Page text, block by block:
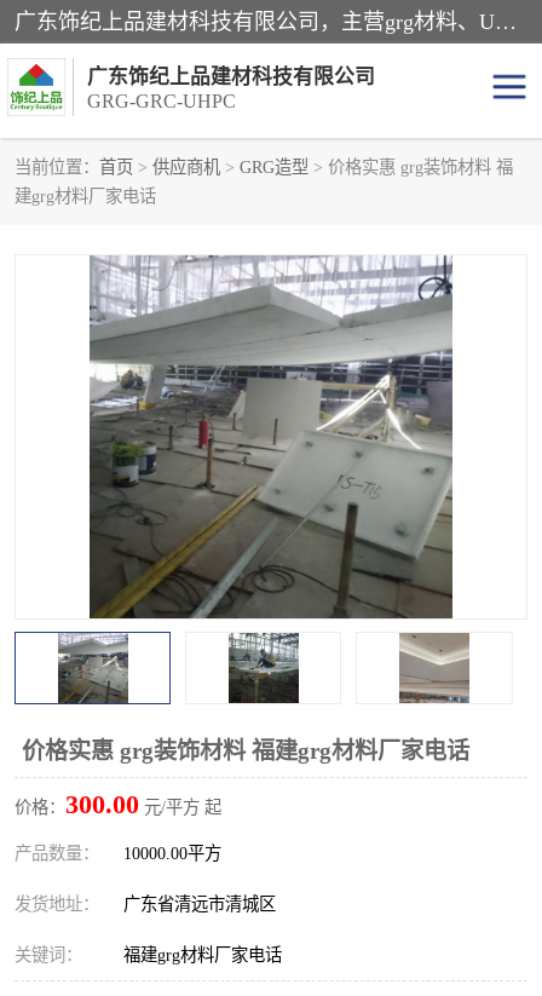
广东饰纪上品建材科技有限公司，主营grg材料、UHPC板、grc构件、uhpc幕墙板、grg厂家、grc厂家、uhpc厂家、GRG吊顶、grg石膏板、grg构件、外墙grc线条、grg造型、grg材料定制，uhpc高性能混凝土，uhpc构件，uhpc镂空挂板，grg材料生产厂家，广东grg厂家，广东grc厂家，联系方式*，2万平厂房，如果您对我公司的产品服务感兴趣，请联系我们。
广东饰纪上品建材科技有限公司
GRG-GRC-UHPC
当前位置： 首页 > 供应商机 > GRG造型 > 价格实惠 grg装饰材料 福
建grg材料厂家电话
价格实惠 grg装饰材料 福建grg材料厂家电话
价格： 300.00 元/平方 起
产品数量： 10000.00平方
发货地址： 广东省清远市清城区
关键词： 福建grg材料厂家电话
GRG构件
UHPC构件 发泡陶瓷装饰构件
GRG造型 GRC厂家
GRG吊顶 GRG材料生产厂家
UHPC幕墙板 GRC树池坐凳
UHPC树池坐凳